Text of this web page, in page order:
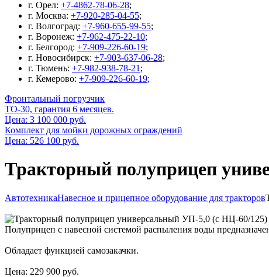
г. Орел: +7-4862-78-06-28;
г. Москва: +7-920-285-04-55;
г. Волгоград: +7-960-655-99-55;
г. Воронеж: +7-962-475-22-10;
г. Белгород: +7-909-226-60-19;
г. Новосибирск: +7-903-637-06-28;
г. Тюмень: +7-982-938-78-21 ;
г. Кемерово: +7-909-226-60-19;
Фронтальный погрузчик
ТО-30, гарантия 6 месяцев.
Цена: 3 100 000 руб.
Комплект для мойки дорожных ограждений
Цена: 526 100 руб.
Тракторный полуприцеп
АвтотехникаНавесное и прицепное оборудование для тракторов
Полуприцеп с навесной системой распыления воды
Обладает функцией самозакачки.
Цена: 229 900 руб.